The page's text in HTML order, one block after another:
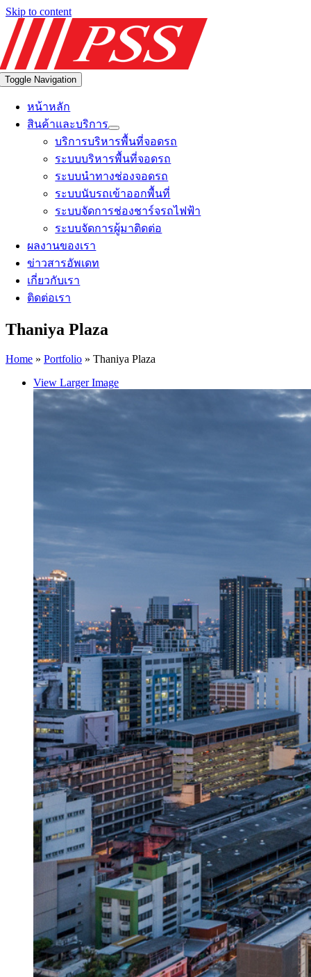
Skip to content
Toggle Navigation
หน้าหลัก
สินค้าและบริการ
บริการบริหารพื้นที่จอดรถ
ระบบบริหารพื้นที่จอดรถ
ระบบนำทางช่องจอดรถ
ระบบนับรถเข้าออกพื้นที่
ระบบจัดการช่องชาร์จรถไฟฟ้า
ระบบจัดการผู้มาติดต่อ
ผลงานของเรา
ข่าวสารอัพเดท
เกี่ยวกับเรา
ติดต่อเรา
Thaniya Plaza
Home » Portfolio » Thaniya Plaza
View Larger Image